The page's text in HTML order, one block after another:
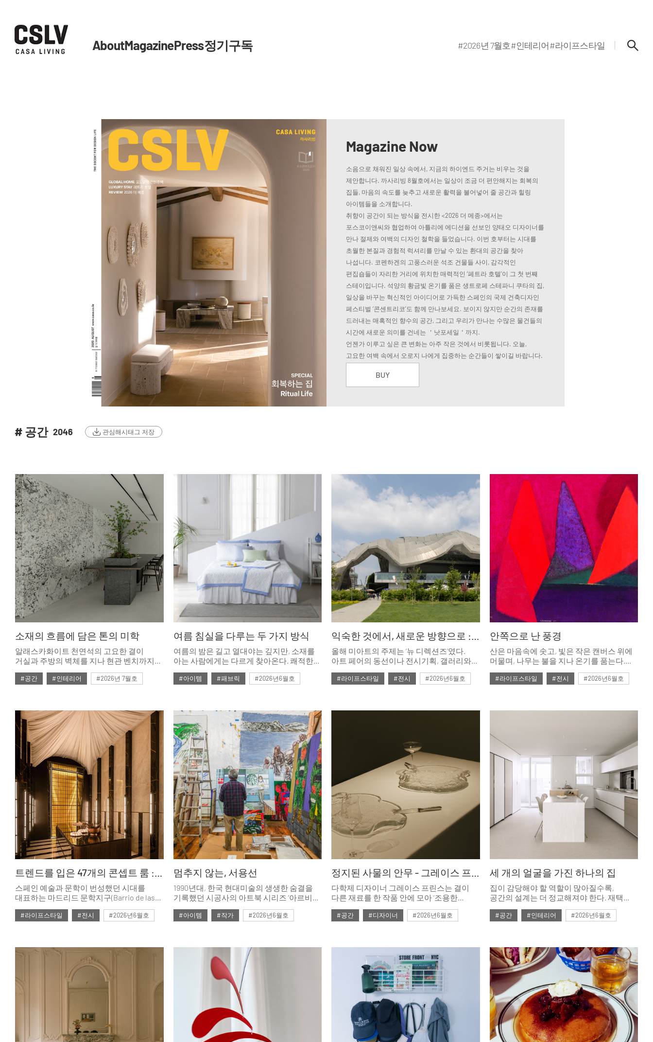
AboutMagazinePress정기구독 #2026년 7월호#인테리어#라이프스타일
Magazine Now
소음으로 채워진 일상 속에서, 지금의 하이엔드 주거는 비우는 것을
제안합니다. 까사리빙 8월호에서는 일상이 조금 더 편안해지는 회복의
집들, 마음의 속도를 늦추고 새로운 활력을 불어넣어 줄 공간과 힐링
아이템들을 소개합니다.
취향이 공간이 되는 방식을 전시한 <2026 더 메종>에서는
포스코이앤씨와 협업하여 아틀리에 에디션을 선보인 양태오 디자이너를
만나 절제와 여백의 디자인 철학을 들었습니다. 이번 호부터는 시대를
초월한 본질과 경험적 럭셔리를 만날 수 있는 환대의 공간을 찾아
나섭니다. 코펜하겐의 고풍스러운 석조 건물들 사이, 감각적인
편집숍들이 자리한 거리에 위치한 매력적인 ‘페트라 호텔’이 그 첫 번째
스테이입니다. 석양의 황금빛 온기를 품은 생트로페 스테파니 쿠타의 집,
일상을 바꾸는 혁신적인 아이디어로 가득한 스페인의 국제 건축디자인
페스티벌 ‘콘센트리코’도 함께 만나보세요. 보이지 않지만 순간의 존재를
드러내는 매혹적인 향수의 공간, 그리고 우리가 만나는 수많은 물건들의
시간에 새로운 의미를 건네는 ＇낫포세일＇까지.
언젠가 이루고 싶은 큰 변화는 아주 작은 것에서 비롯됩니다. 오늘,
고요한 여백 속에서 오로지 나에게 집중하는 순간들이 쌓이길 바랍니다.
BUY
# 공간 2046 관심해시태그 저장
소재의 흐름에 담은 톤의 미학
알래스카화이트 천연석의 고요한 결이
거실과 주방의 벽체를 지나 현관 벤치까지
하나의 흐름으로 이어진다. 오크 무늬목은
다이닝 테이블과 피벗도어 위에서 따뜻한
다른 소재임에도 미묘한 색감으로 하나의
결을 이루며 공간 전체를 조용히 통일한다.
해운대 프리미엄 아파트가 갖춰야 할 이상적
기준인 고급 소재와 정밀한 마감, 공간의
품격을 빠짐없이 충족했다. 이담공간이 이
집에 담은 것은 결국 하나다. 오래 머물고
싶어지는 공간.
#공간 #인테리어 #2026년 7월호
여름 침실을 다루는 두 가지 방식
여름의 밤은 길고 열대야는 깊지만, 소재를
아는 사람에게는 다르게 찾아온다. 쾌적한
잠자리는 계절이 허락하는 조건이 아니라,
영리한 선택으로 설계하는 것이기 때문이다.
빚어낸 풍기인견의 청량감. 두 가지 침구는
서로 다른 언어로 같은 쾌적함에 닿는다.
#아이템 #패브릭 #2026년6월호
익숙한 것에서, 새로운 방향으로 : miart 2026
올해 미아트의 주제는 ‘뉴 디렉션즈’였다.
아트 페어의 동선이나 전시기획, 갤러리와
협업방식에서 기존과는 다른 새로운 시도가
인상적이었다.
#라이프스타일 #전시 #2026년6월호
안쪽으로 난 풍경
산은 마음속에 솟고, 빛은 작은 캔버스 위에
머물며, 나무는 불을 지나 온기를 품는다.
서로 다른 시간과 재료를 통과해 바깥의
풍경을 안쪽의 감각으로 옮겨놓는 세 전시를
#라이프스타일 #전시 #2026년6월호
스페인 예술과 문학이 번성했던 시대를
대표하는 마드리드 문학지구(Barrio de las
감각적이고 창의적인 디자인이 더해졌다.
트렌드를 엿볼 수 있는 47개의 콘셉트 룸을
선보였고, 다채로운 아이디어와 영감을
나누는 다양한 행사가 함께 진행됐다.
#라이프스타일 #전시 #2026년6월호
멈추지 않는, 서용선
1990년대, 한국 현대미술의 생생한 숨결을
기록했던 시공사의 아트북 시리즈 ‘아르비방
시선으로 다시 깨어난다. 당시 아트북
예술가를 만나는 가장 정직한 방법은 그들의
공간에 들어가는 것이다. 작업실은 작품이
처음 숨을 쉬는 곳이자, 예술가의 철학이
고스란히 새겨진 성소이기 때문이다. 시대를
관통해온 그들의 공간, 그 안에서 길어 올린
가장 생생한 이야기로 ‘살아있는 예술’의
#아이템 #작가 #2026년6월호
다학제 디자이너 그레이스 프린스는 결이
다른 재료를 한 작품 안에 모아 ‘조용한
시간 속에서 묵묵히 자신의 속도를 지켜온
#공간 #디자이너 #2026년6월호
세 개의 얼굴을 가진 하나의 집
집이 감당해야 할 역할이 많아질수록,
공간의 설계는 더 정교해져야 한다. 재택
하나 삐져나오지 않는 정갈함, 그리고 문을
흐트러지지 않고 공존하는 기술이다.
#공간 #인테리어 #2026년6월호